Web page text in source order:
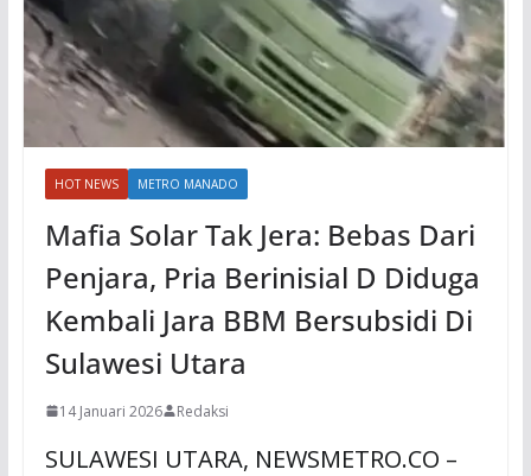
HOT NEWS METRO MANADO
Mafia Solar Tak Jera: Bebas Dari
Penjara, Pria Berinisial D Diduga
Kembali Jara BBM Bersubsidi Di
Sulawesi Utara
14 Januari 2026 Redaksi
SULAWESI UTARA, NEWSMETRO.CO –